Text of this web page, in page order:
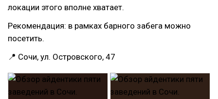
локации этого вполне хватает.
Рекомендация: в рамках барного забега можно
посетить.
📍 Сочи, ул. Островского, 47